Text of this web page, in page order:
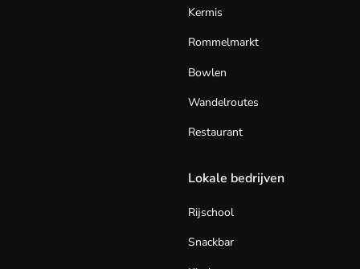
Kermis
Rommelmarkt
Bowlen
Wandelroutes
Restaurant
Lokale bedrijven
Rijschool
Snackbar